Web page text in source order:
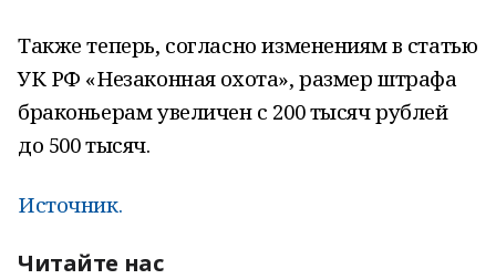
Также теперь, согласно изменениям в статью
УК РФ «Незаконная охота», размер штрафа
браконьерам увеличен с 200 тысяч рублей
до 500 тысяч.
Источник.
Читайте нас